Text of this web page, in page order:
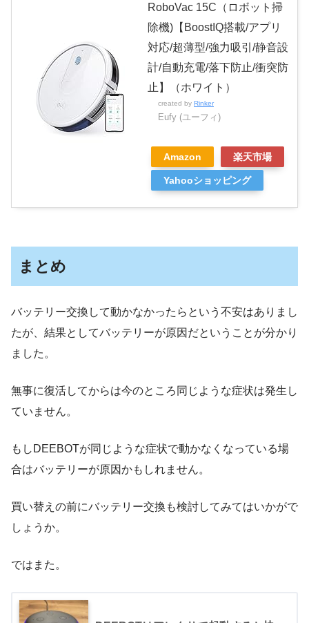
RoboVac 15C（ロボット掃
除機)【BoostIQ搭載/アプリ
対応/超薄型/強力吸引/静音設
計/自動充電/落下防止/衝突防
止】（ホワイト）
created by Rinker
Eufy (ユーフィ)
Amazon 楽天市場
Yahooショッピング
まとめ
バッテリー交換して動かなかったらという不安はありまし
たが、結果としてバッテリーが原因だということが分かり
ました。
無事に復活してからは今のところ同じような症状は発生し
ていません。
もしDEEBOTが同じような症状で動かなくなっている場
合はバッテリーが原因かもしれません。
買い替えの前にバッテリー交換も検討してみてはいかがで
しょうか。
ではまた。